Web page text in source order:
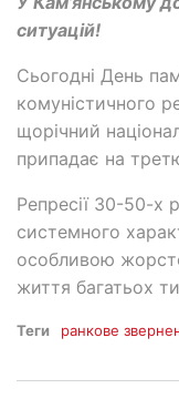
ситуацій!
Сьогодні День
комуністичного
щорічний
припадає на
Репресії 30-50-х
системного
особливою
життя багатьох
Теги ранкове